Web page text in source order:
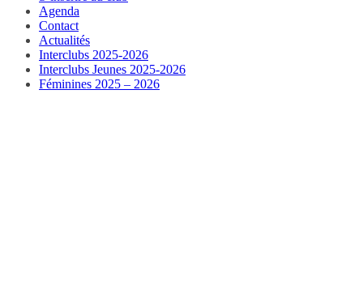
Agenda
Contact
Actualités
Interclubs 2025-2026
Interclubs Jeunes 2025-2026
Féminines 2025 – 2026